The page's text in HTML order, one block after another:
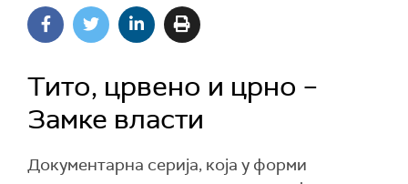
Тито, црвено и црно –
Замке власти
Документарна серија, која у форми